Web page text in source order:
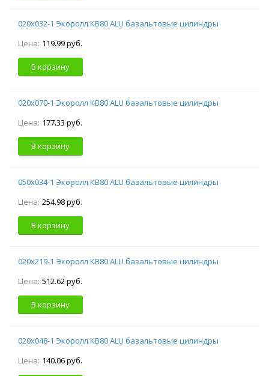
020х032-1 Экоролл КВ80 ALU базальтовые цилиндры
Цена: 119.99 руб.
В корзину
020х070-1 Экоролл КВ80 ALU базальтовые цилиндры
Цена: 177.33 руб.
В корзину
050х034-1 Экоролл КВ80 ALU базальтовые цилиндры
Цена: 254.98 руб.
В корзину
020х219-1 Экоролл КВ80 ALU базальтовые цилиндры
Цена: 512.62 руб.
В корзину
020х048-1 Экоролл КВ80 ALU базальтовые цилиндры
Цена: 140.06 руб.